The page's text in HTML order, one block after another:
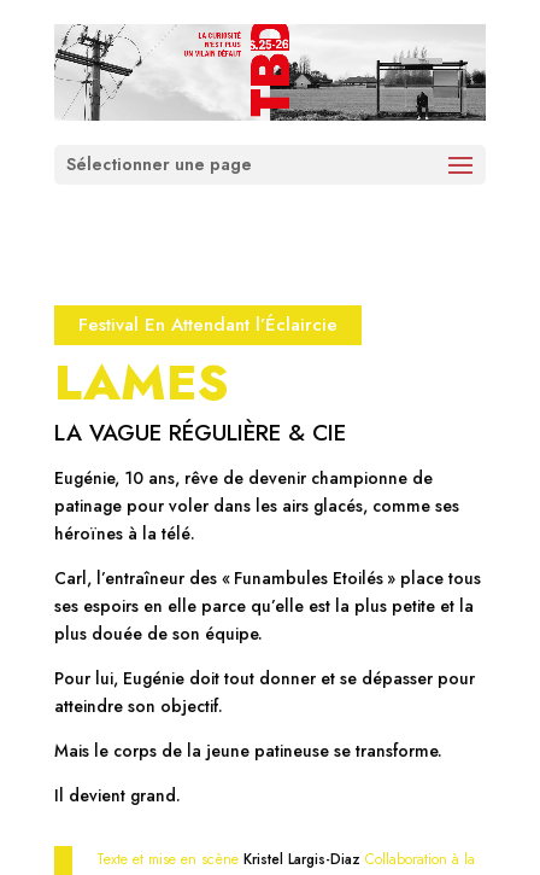
Sélectionner une page
Festival En Attendant l’Éclaircie
LAMES
LA VAGUE RÉGULIÈRE & CIE
Eugénie, 10 ans, rêve de devenir championne de
patinage pour voler dans les airs glacés, comme ses
héroïnes à la télé.
Carl, l’entraîneur des « Funambules Etoilés » place tous
ses espoirs en elle parce qu’elle est la plus petite et la
plus douée de son équipe.
Pour lui, Eugénie doit tout donner et se dépasser pour
atteindre son objectif.
Mais le corps de la jeune patineuse se transforme.
Il devient grand.
Texte et mise en scèneKristel Largis-Diaz Collaboration à la